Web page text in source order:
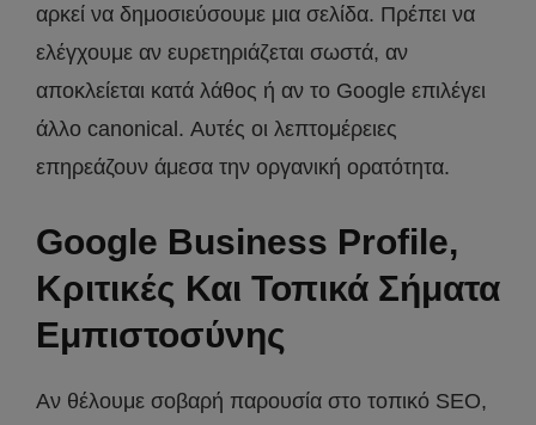
αρκεί να δημοσιεύσουμε μια σελίδα. Πρέπει να
ελέγχουμε αν ευρετηριάζεται σωστά, αν
αποκλείεται κατά λάθος ή αν το Google επιλέγει
άλλο canonical. Αυτές οι λεπτομέρειες
επηρεάζουν άμεσα την οργανική ορατότητα.
Google Business Profile,
Κριτικές Και Τοπικά Σήματα
Εμπιστοσύνης
Αν θέλουμε σοβαρή παρουσία στο τοπικό SEO,